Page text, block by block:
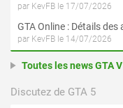
par KevFB le 17/07/2026
par KevFB le 14/07/2026
Toutes les news GTA V
Discutez de GTA 5